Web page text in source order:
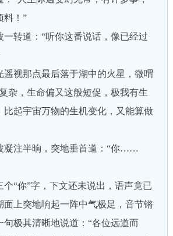
料！”
转道：“听你这番说话，像已经过
视那点最后落于湖中的火星，微喟
杂，生命偏又这般短促，极我有生
比起宇宙万物的生机变化，又能算做
注半晌，突地垂首道：“你……
“你”字，下文还未说出，语声竟已
面上突地响起一阵中气极足，音节锵
句极其清晰地说道：“各位远道而